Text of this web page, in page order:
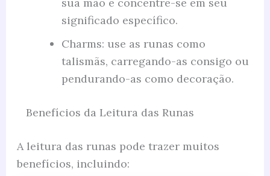
significado específico.
Charms: use as runas como
talismãs, carregando-as consigo ou
pendurando-as como decoração.
Benefícios da Leitura das Runas
A leitura das runas pode trazer muitos
benefícios, incluindo: